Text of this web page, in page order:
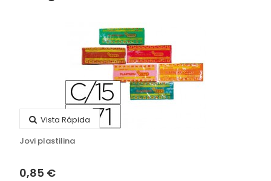
Vista Rápida
Jovi plastilina
0,85 €